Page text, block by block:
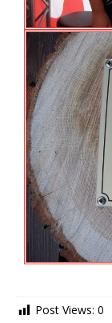
Post Views: 0